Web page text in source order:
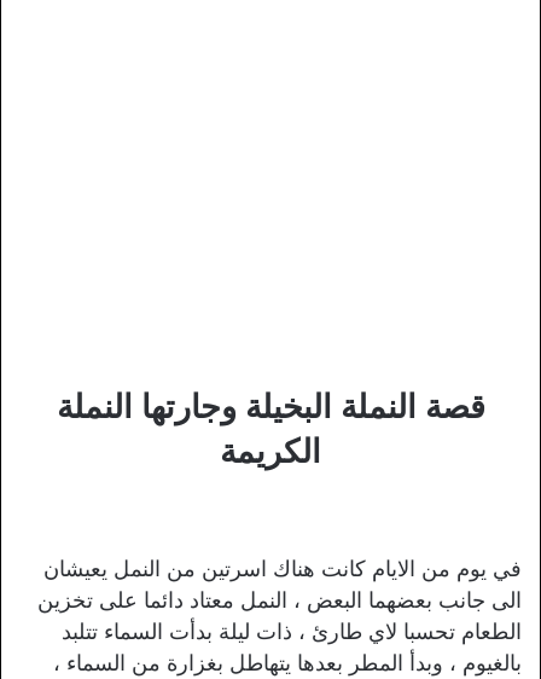
قصة النملة البخيلة وجارتها النملة
الكريمة
في يوم من الايام كانت هناك اسرتين من النمل يعيشان
الى جانب بعضهما البعض ، النمل معتاد دائما على تخزين
الطعام تحسبا لاي طارئ ، ذات ليلة بدأت السماء تتلبد
بالغيوم ، وبدأ المطر بعدها يتهاطل بغزارة من السماء ،